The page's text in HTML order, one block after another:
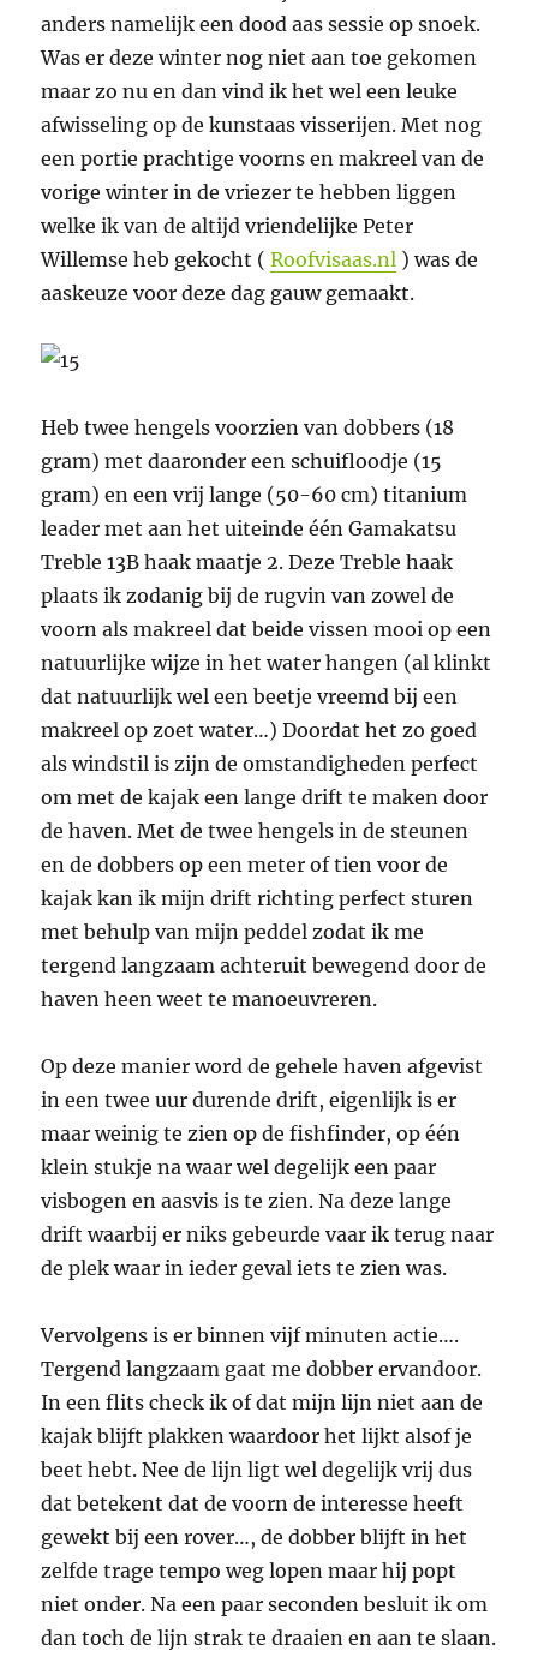
anders namelijk een dood aas sessie op snoek.
Was er deze winter nog niet aan toe gekomen
maar zo nu en dan vind ik het wel een leuke
afwisseling op de kunstaas visserijen. Met nog
een portie prachtige voorns en makreel van de
vorige winter in de vriezer te hebben liggen
welke ik van de altijd vriendelijke Peter
Willemse heb gekocht (Roofvisaas.nl ) was de
aaskeuze voor deze dag gauw gemaakt.
Heb twee hengels voorzien van dobbers (18
gram) met daaronder een schuifloodje (15
gram) en een vrij lange (50-60 cm) titanium
leader met aan het uiteinde één Gamakatsu
Treble 13B haak maatje 2. Deze Treble haak
plaats ik zodanig bij de rugvin van zowel de
voorn als makreel dat beide vissen mooi op een
natuurlijke wijze in het water hangen (al klinkt
dat natuurlijk wel een beetje vreemd bij een
makreel op zoet water…) Doordat het zo goed
als windstil is zijn de omstandigheden perfect
om met de kajak een lange drift te maken door
de haven. Met de twee hengels in de steunen
en de dobbers op een meter of tien voor de
kajak kan ik mijn drift richting perfect sturen
met behulp van mijn peddel zodat ik me
tergend langzaam achteruit bewegend door de
haven heen weet te manoeuvreren.
Op deze manier word de gehele haven afgevist
in een twee uur durende drift, eigenlijk is er
maar weinig te zien op de fishfinder, op één
klein stukje na waar wel degelijk een paar
visbogen en aasvis is te zien. Na deze lange
drift waarbij er niks gebeurde vaar ik terug naar
de plek waar in ieder geval iets te zien was.
Vervolgens is er binnen vijf minuten actie….
Tergend langzaam gaat me dobber ervandoor.
In een flits check ik of dat mijn lijn niet aan de
kajak blijft plakken waardoor het lijkt alsof je
beet hebt. Nee de lijn ligt wel degelijk vrij dus
dat betekent dat de voorn de interesse heeft
gewekt bij een rover…, de dobber blijft in het
zelfde trage tempo weg lopen maar hij popt
niet onder. Na een paar seconden besluit ik om
dan toch de lijn strak te draaien en aan te slaan.